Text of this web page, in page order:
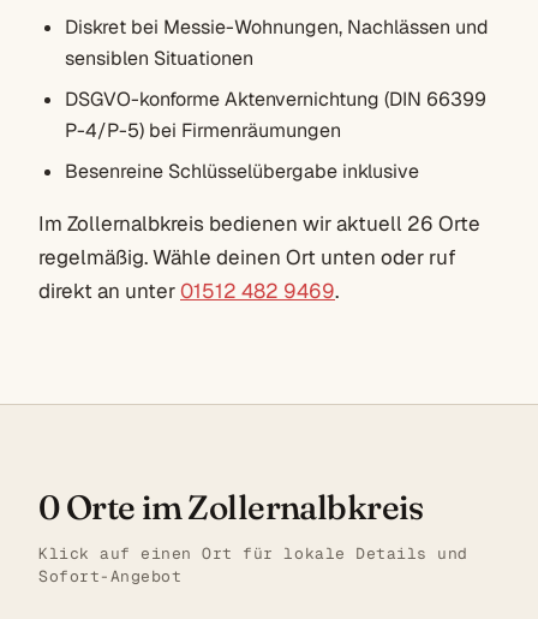
Diskret bei Messie-Wohnungen, Nachlässen und
sensiblen Situationen
DSGVO-konforme Aktenvernichtung (DIN 66399
P-4/P-5) bei Firmenräumungen
Besenreine Schlüsselübergabe inklusive
Im Zollernalbkreis bedienen wir aktuell 26 Orte
regelmäßig. Wähle deinen Ort unten oder ruf
direkt an unter 01512 482 9469.
0 Orte im Zollernalbkreis
Klick auf einen Ort für lokale Details und
Sofort-Angebot